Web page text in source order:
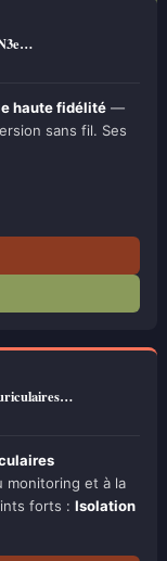
haute fidélité —
sans fil. Ses
monitoring et à la
forts : Isolation